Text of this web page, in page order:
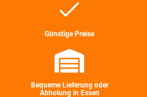
Günstige Preise
Bequeme Lieferung oder
Abholung in Essen